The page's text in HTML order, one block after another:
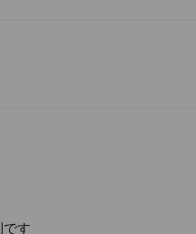
す